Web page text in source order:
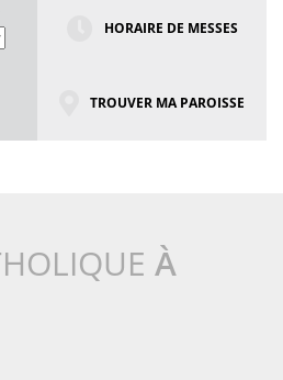
HORAIRE DE MESSES
TROUVER MA PAROISSE
À